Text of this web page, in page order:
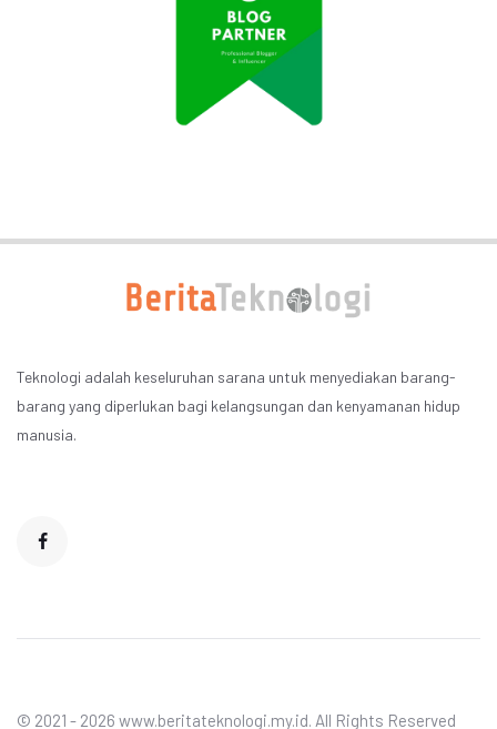
Teknologi adalah keseluruhan sarana untuk menyediakan barang-
barang yang diperlukan bagi kelangsungan dan kenyamanan hidup
manusia.
© 2021 - 2026 www.beritateknologi.my.id. All Rights Reserved